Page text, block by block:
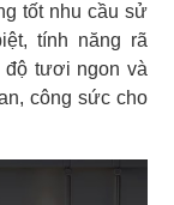
tốt nhu cầu sử
tính năng rã
độ tươi ngon và
công sức cho